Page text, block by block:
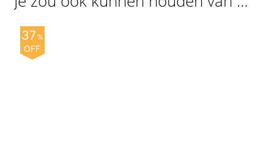
37%
OFF